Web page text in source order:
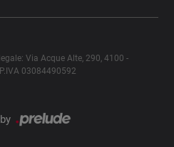
Via Acque Alte, 290, 4100 -
03084490592